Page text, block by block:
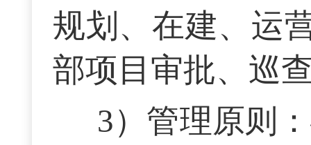
规划、在建、运
部项目审批、巡
3）管理原则